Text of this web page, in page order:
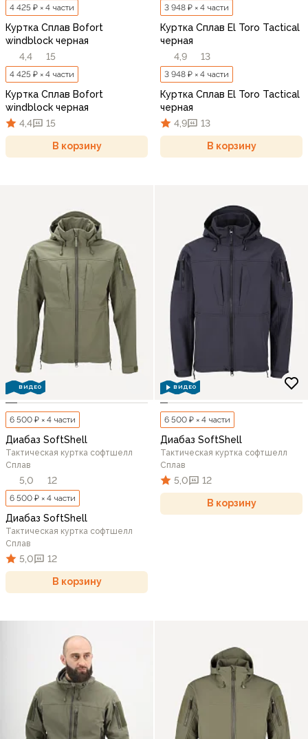
4 425 ₽ × 4 части
Куртка Сплав Bofort
windblock черная
4,4
15
4 425 ₽ × 4 части
Куртка Сплав Bofort
windblock черная
4,4
15
В корзину
3 948 ₽ × 4 части
Куртка Сплав El Toro Tactical
черная
4,9
13
3 948 ₽ × 4 части
Куртка Сплав El Toro Tactical
черная
4,9
13
В корзину
ВИДЕО
6 500 ₽ × 4 части
Диабаз SoftShell
Тактическая куртка софтшелл
Сплав
5,0 12
6 500 ₽ × 4 части
Диабаз SoftShell
Тактическая куртка софтшелл
Сплав
5,0 12
В корзину
ВИДЕО
6 500 ₽ × 4 части
Диабаз SoftShell
Тактическая куртка софтшелл
Сплав
5,0 12
В корзину